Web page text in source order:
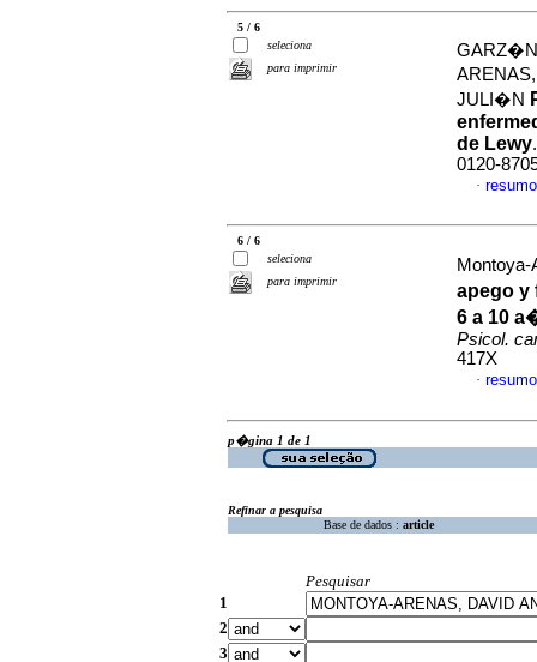
5 / 6
seleciona
para imprimir
JULI�N
de Lewy
0120-
·
6 / 6
seleciona
para imprimir
apego y
6 a 10
Psicol.
417X
·
p�gina 1 de 1
Refinar a pesquisa
Base de dados : article
Pesquisar
1
2
3